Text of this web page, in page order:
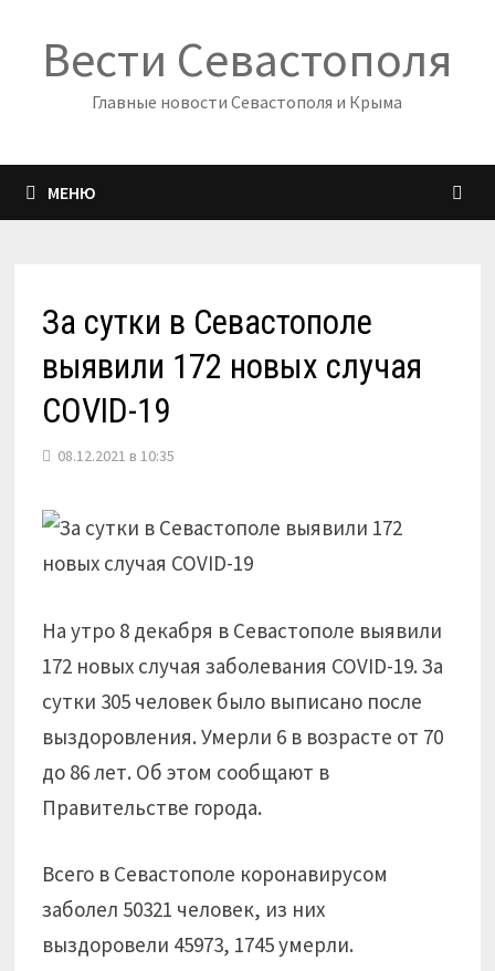
содержимому
Вести Севастополя
Главные новости Севастополя и Крыма
МЕНЮ
За сутки в Севастополе
выявили 172 новых случая
COVID-19
08.12.2021 в 10:35
На утро 8 декабря в Севастополе выявили
172 новых случая заболевания COVID-19. За
сутки 305 человек было выписано после
выздоровления. Умерли 6 в возрасте от 70
до 86 лет. Об этом сообщают в
Правительстве города.
Всего в Севастополе коронавирусом
заболел 50321 человек, из них
выздоровели 45973, 1745 умерли.